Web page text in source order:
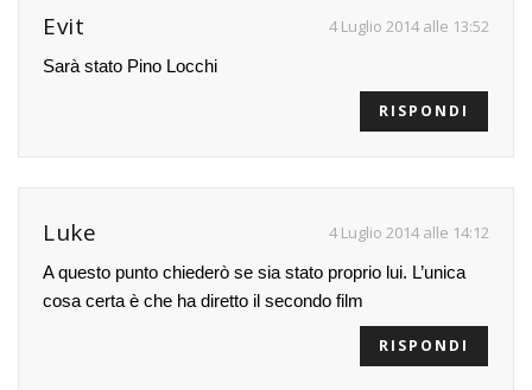
Evit 4 Luglio 2014 alle 13:52
Sarà stato Pino Locchi
RISPONDI
Luke 4 Luglio 2014 alle 14:12
A questo punto chiederò se sia stato proprio lui. L’unica
cosa certa è che ha diretto il secondo film
RISPONDI